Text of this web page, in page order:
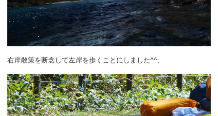
右岸散策を断念して左岸を歩くことにしました^^;